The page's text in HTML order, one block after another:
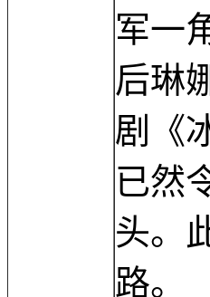
军一
后琳
剧《
已然
头。
路。